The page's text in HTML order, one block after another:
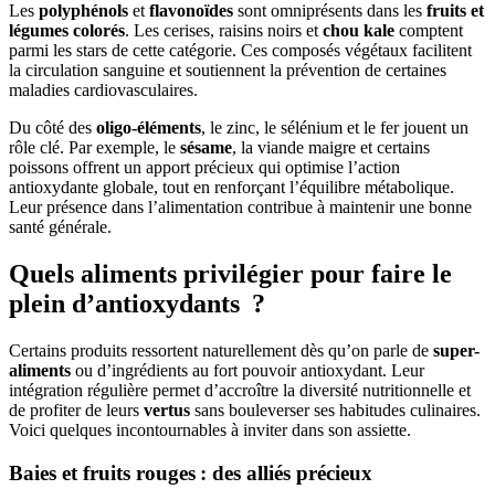
Les polyphénols etflavonoïdes sont omniprésents dans les fruits et
légumes colorés. Les cerises, raisins noirs etchou kale comptent
parmi les stars de cette catégorie. Ces composés végétaux facilitent
la circulation sanguine et soutiennent la prévention de certaines
maladies cardiovasculaires.
Du côté des oligo-éléments, le zinc, le sélénium et le fer jouent un
rôle clé. Par exemple, le sésame, la viande maigre et certains
poissons offrent un apport précieux qui optimise l’action
antioxydante globale, tout en renforçant l’équilibre métabolique.
Leur présence dans l’alimentation contribue à maintenir une bonne
santé générale.
Quels aliments privilégier pour faire le
plein d’antioxydants ?
Certains produits ressortent naturellement dès qu’on parle de super-
aliments ou d’ingrédients au fort pouvoir antioxydant. Leur
intégration régulière permet d’accroître la diversité nutritionnelle et
de profiter de leurs vertus sans bouleverser ses habitudes culinaires.
Voici quelques incontournables à inviter dans son assiette.
Baies et fruits rouges : des alliés précieux